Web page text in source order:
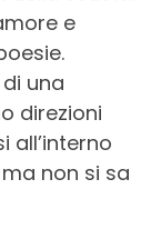
e
una
direzioni
all’interno
non si sa